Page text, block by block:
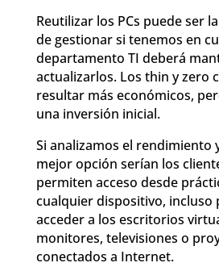
Reutilizar los PCs puede ser
de gestionar si tenemos en
departamento TI deberá
actualizarlos. Los thin y zero
resultar más económicos,
una inversión inicial.
Si analizamos el rendimiento
mejor opción serían los
permiten acceso desde
cualquier dispositivo, incluso
acceder a los escritorios
monitores, televisiones o
conectados a Internet.